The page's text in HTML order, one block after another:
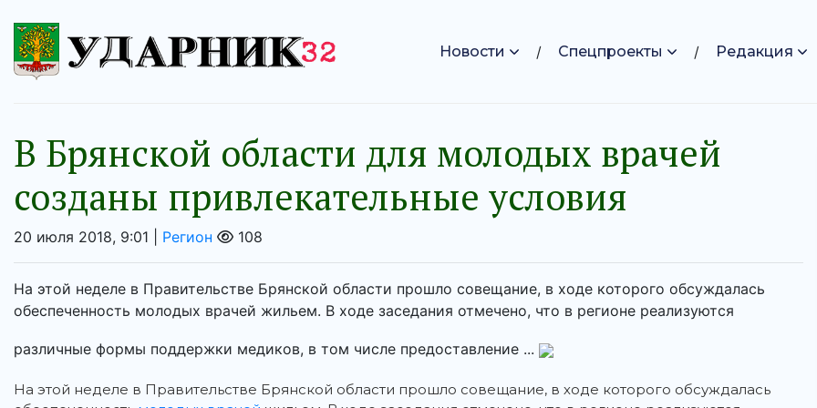
Новости Спецпроекты Редакция
В Брянской области для молодых врачей
созданы привлекательные условия
20 июля 2018, 9:01 | Регион 108
На этой неделе в Правительстве Брянской области прошло совещание, в ходе которого обсуждалась
обеспеченность молодых врачей жильем. В ходе заседания отмечено, что в регионе реализуются
различные формы поддержки медиков, в том числе предоставление ...
На этой неделе в Правительстве Брянской области прошло совещание, в ходе которого обсуждалась